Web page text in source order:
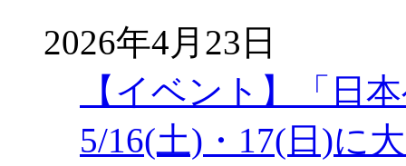
2026年4月23日
【イベント】「日
5/16(土)・17(日)に